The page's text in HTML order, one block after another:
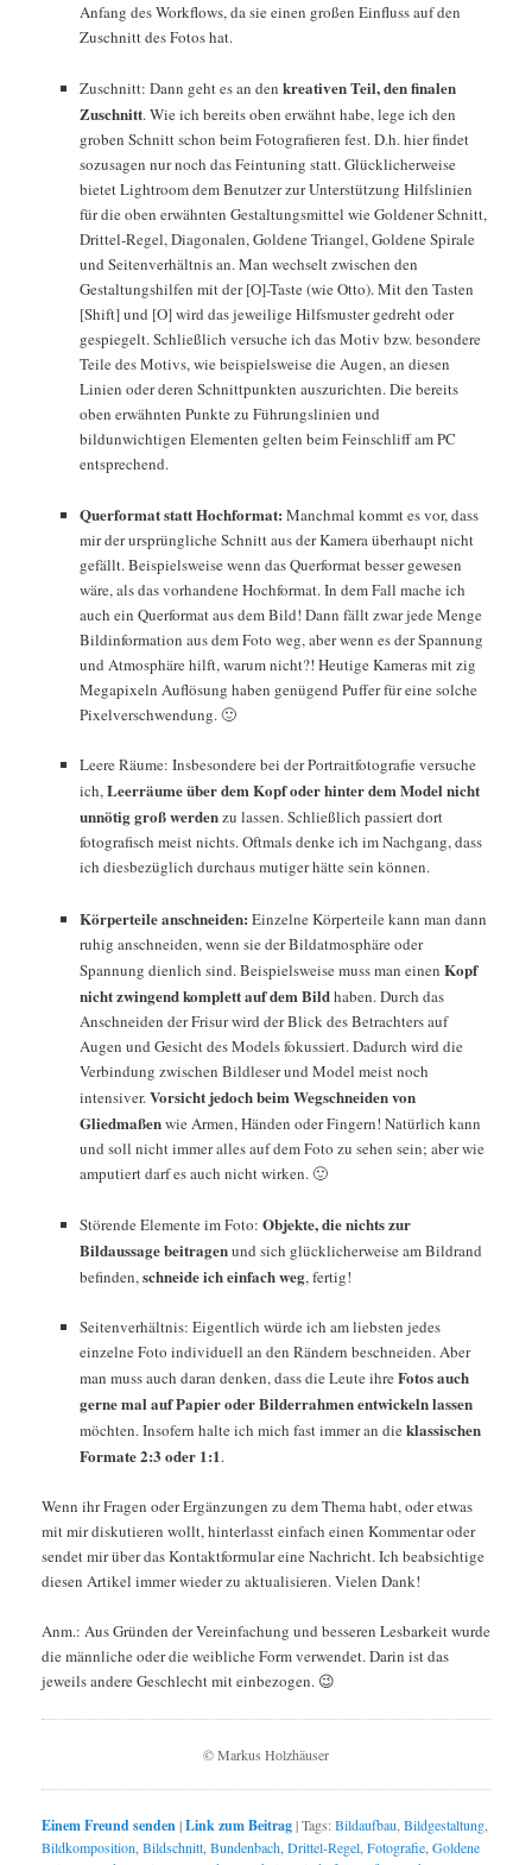
Anfang des Workflows, da sie einen großen Einfluss auf den
Zuschnitt des Fotos hat.
Zuschnitt: Dann geht es an denkreativen Teil, den finalen
Zuschnitt. Wie ich bereits oben erwähnt habe, lege ich den
groben Schnitt schon beim Fotografieren fest. D.h. hier findet
sozusagen nur noch das Feintuning statt. Glücklicherweise
bietet Lightroom dem Benutzer zur Unterstützung Hilfslinien
für die oben erwähnten Gestaltungsmittel wie Goldener Schnitt,
Drittel-Regel, Diagonalen, Goldene Triangel, Goldene Spirale
und Seitenverhältnis an. Man wechselt zwischen den
Gestaltungshilfen mit der [O]-Taste (wie Otto). Mit den Tasten
[Shift] und [O] wird das jeweilige Hilfsmuster gedreht oder
gespiegelt. Schließlich versuche ich das Motiv bzw. besondere
Teile des Motivs, wie beispielsweise die Augen, an diesen
Linien oder deren Schnittpunkten auszurichten. Die bereits
oben erwähnten Punkte zu Führungslinien und
bildunwichtigen Elementen gelten beim Feinschliff am PC
entsprechend.
Querformat statt Hochformat: Manchmal kommt es vor, dass
mir der ursprüngliche Schnitt aus der Kamera überhaupt nicht
gefällt. Beispielsweise wenn das Querformat besser gewesen
wäre, als das vorhandene Hochformat. In dem Fall mache ich
auch ein Querformat aus dem Bild! Dann fällt zwar jede Menge
Bildinformation aus dem Foto weg, aber wenn es der Spannung
und Atmosphäre hilft, warum nicht?! Heutige Kameras mit zig
Megapixeln Auflösung haben genügend Puffer für eine solche
Pixelverschwendung. 🙂
Leere Räume: Insbesondere bei der Portraitfotografie versuche
ich,Leerräume über dem Kopf oder hinter dem Model nicht
unnötig groß werdenzu lassen. Schließlich passiert dort
fotografisch meist nichts. Oftmals denke ich im Nachgang, dass
ich diesbezüglich durchaus mutiger hätte sein können.
Körperteile anschneiden: Einzelne Körperteile kann man dann
ruhig anschneiden, wenn sie der Bildatmosphäre oder
Spannung dienlich sind. Beispielsweise muss man einenKopf
nicht zwingend komplett auf dem Bildhaben. Durch das
Anschneiden der Frisur wird der Blick des Betrachters auf
Augen und Gesicht des Models fokussiert. Dadurch wird die
Verbindung zwischen Bildleser und Model meist noch
intensiver.Vorsicht jedoch beim Wegschneiden von
Gliedmaßenwie Armen, Händen oder Fingern! Natürlich kann
und soll nicht immer alles auf dem Foto zu sehen sein; aber wie
amputiert darf es auch nicht wirken. 🙂
Störende Elemente im Foto:Objekte, die nichts zur
Bildaussage beitragenund sich glücklicherweise am Bildrand
befinden,schneide ich einfach weg, fertig!
Seitenverhältnis: Eigentlich würde ich am liebsten jedes
einzelne Foto individuell an den Rändern beschneiden. Aber
man muss auch daran denken, dass die Leute ihreFotos auch
gerne mal auf Papier oder Bilderrahmen entwickeln lassen
möchten. Insofern halte ich mich fast immer an dieklassischen
Formate 2:3 oder 1:1.
Wenn ihr Fragen oder Ergänzungen zu dem Thema habt, oder etwas
mit mir diskutieren wollt, hinterlasst einfach einen Kommentar oder
sendet mir über das Kontaktformular eine Nachricht. Ich beabsichtige
diesen Artikel immer wieder zu aktualisieren. Vielen Dank!
Anm.: Aus Gründen der Vereinfachung und besseren Lesbarkeit wurde
die männliche oder die weibliche Form verwendet. Darin ist das
jeweils andere Geschlecht mit einbezogen. 😉
© Markus Holzhäuser
Einem Freund senden|Link zum Beitrag|Tags:Bildaufbau,Bildgestaltung,
Bildkomposition,Bildschnitt,Bundenbach,Drittel-Regel,Fotografie,Goldene